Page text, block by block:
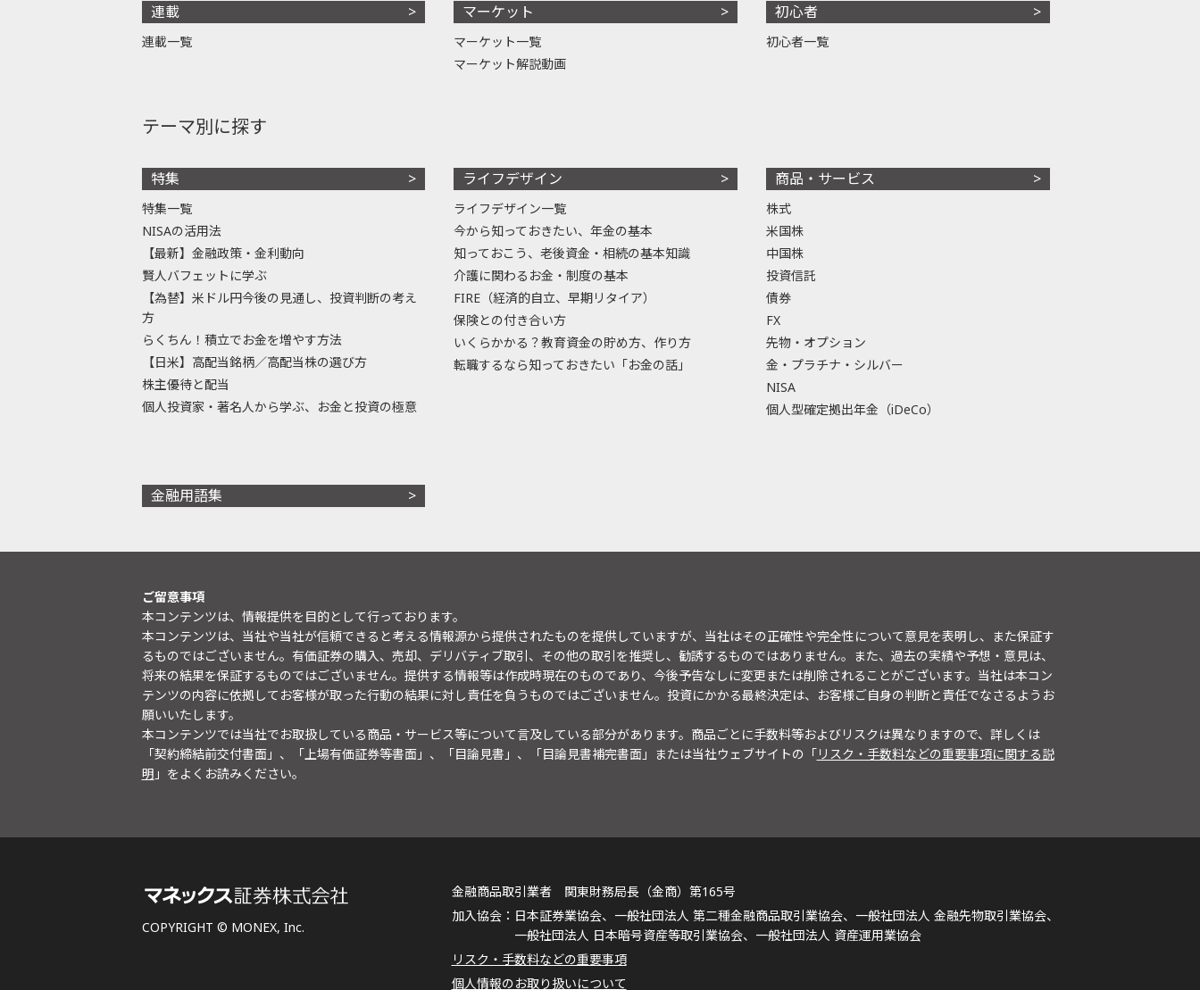
連載
連載一覧
マーケット
マーケット一覧
マーケット解説動画
初心者
初心者一覧
テーマ別に探す
特集
特集一覧
NISAの活用法
【最新】金融政策・金利動向
賢人バフェットに学ぶ
【為替】米ドル円今後の見通し、投資判断の考え
方
らくちん！積立でお金を増やす方法
【日米】高配当銘柄／高配当株の選び方
株主優待と配当
個人投資家・著名人から学ぶ、お金と投資の極意
ライフデザイン
ライフデザイン一覧
今から知っておきたい、年金の基本
知っておこう、老後資金・相続の基本知識
介護に関わるお金・制度の基本
FIRE（経済的自立、早期リタイア）
保険との付き合い方
いくらかかる？教育資金の貯め方、作り方
転職するなら知っておきたい「お金の話」
商品・サービス
株式
米国株
中国株
投資信託
債券
FX
先物・オプション
金・プラチナ・シルバー
NISA
個人型確定拠出年金（iDeCo）
金融用語集
ご留意事項
本コンテンツは、情報提供を目的として行っております。
本コンテンツは、当社や当社が信頼できると考える情報源から提供されたものを提供していますが、当社はその正確性や完全性について意見を表明し、また保証す
るものではございません。有価証券の購入、売却、デリバティブ取引、その他の取引を推奨し、勧誘するものではありません。また、過去の実績や予想・意見は、
将来の結果を保証するものではございません。提供する情報等は作成時現在のものであり、今後予告なしに変更または削除されることがございます。当社は本コン
テンツの内容に依拠してお客様が取った行動の結果に対し責任を負うものではございません。投資にかかる最終決定は、お客様ご自身の判断と責任でなさるようお
願いいたします。
本コンテンツでは当社でお取扱している商品・サービス等について言及している部分があります。商品ごとに手数料等およびリスクは異なりますので、詳しくは
「契約締結前交付書面」、「上場有価証券等書面」、「目論見書」、「目論見書補完書面」または当社ウェブサイトの「リスク・手数料などの重要事項に関する説
明 」をよくお読みください。
COPYRIGHT © MONEX, Inc.
金融商品取引業者 関東財務局長（金商）第165号
日本証券業協会、一般社団法人 第二種金融商品取引業協会、一般社団法人 金融先物取引業協会、
一般社団法人 日本暗号資産等取引業協会、一般社団法人 資産運用業協会
リスク・手数料などの重要事項
個人情報のお取り扱いについて